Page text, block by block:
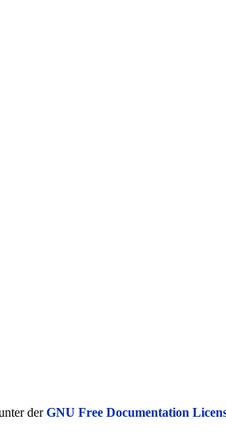
derGNU Free Documentation